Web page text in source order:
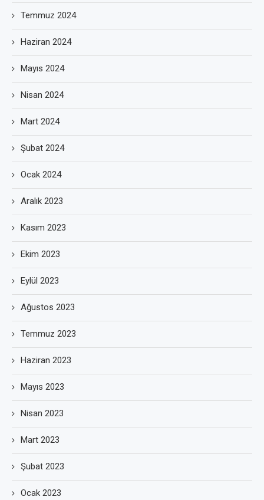
Temmuz 2024
Haziran 2024
Mayıs 2024
Nisan 2024
Mart 2024
Şubat 2024
Ocak 2024
Aralık 2023
Kasım 2023
Ekim 2023
Eylül 2023
Ağustos 2023
Temmuz 2023
Haziran 2023
Mayıs 2023
Nisan 2023
Mart 2023
Şubat 2023
Ocak 2023